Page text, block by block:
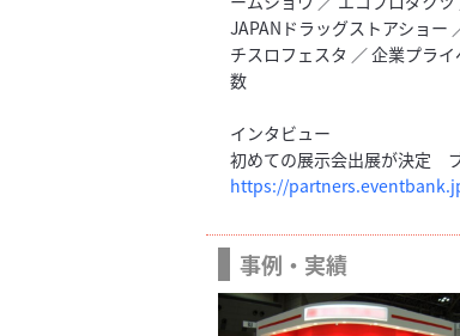
JAPANドラッグストアショー
チスロフェスタ ／ 企業プラ
数
インタビュー
初めての展示会出展が決定
https://
事例・実績